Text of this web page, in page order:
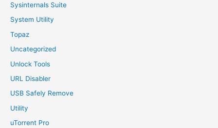
Sysinternals Suite
System Utility
Topaz
Uncategorized
Unlock Tools
URL Disabler
USB Safely Remove
Utility
uTorrent Pro